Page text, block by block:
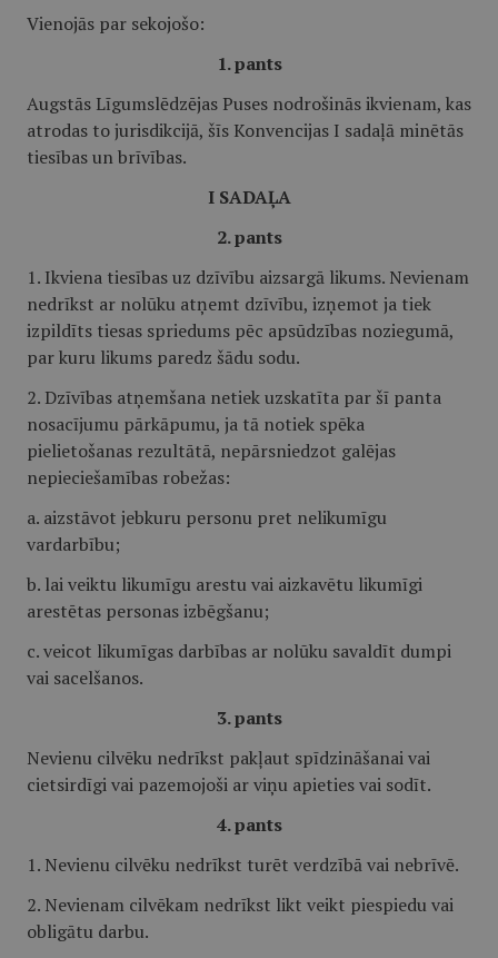
Vienojās par sekojošo:
1. pants
Augstās Līgumslēdzējas Puses nodrošinās ikvienam, kas
atrodas to jurisdikcijā, šīs Konvencijas I sadaļā minētās
tiesības un brīvības.
I SADAĻA
2. pants
1. Ikviena tiesības uz dzīvību aizsargā likums. Nevienam
nedrīkst ar nolūku atņemt dzīvību, izņemot ja tiek
izpildīts tiesas spriedums pēc apsūdzības noziegumā,
par kuru likums paredz šādu sodu.
2. Dzīvības atņemšana netiek uzskatīta par šī panta
nosacījumu pārkāpumu, ja tā notiek spēka
pielietošanas rezultātā, nepārsniedzot galējas
nepieciešamības robežas:
a. aizstāvot jebkuru personu pret nelikumīgu
vardarbību;
b. lai veiktu likumīgu arestu vai aizkavētu likumīgi
arestētas personas izbēgšanu;
c. veicot likumīgas darbības ar nolūku savaldīt dumpi
vai sacelšanos.
3. pants
Nevienu cilvēku nedrīkst pakļaut spīdzināšanai vai
cietsirdīgi vai pazemojoši ar viņu apieties vai sodīt.
4. pants
1. Nevienu cilvēku nedrīkst turēt verdzībā vai nebrīvē.
2. Nevienam cilvēkam nedrīkst likt veikt piespiedu vai
obligātu darbu.